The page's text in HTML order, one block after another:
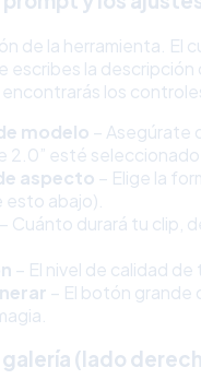
de la herramienta. El
escribes la descripción
encontrarás los
modelo – Asegúrate
2.0” esté seleccionado
aspecto – Elige la
esto abajo).
– Cuánto durará tu clip,
– El nivel de calidad de
– El botón grande
galería (lado